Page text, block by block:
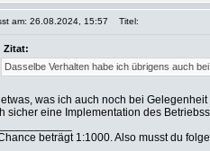
am: 26.08.2024, 15:57 Titel:
Zitat:
Dasselbe Verhalten habe ich übrigens auch
etwas, was ich auch noch bei
sicher eine Implementation des
beträgt 1:1000. Also musst du